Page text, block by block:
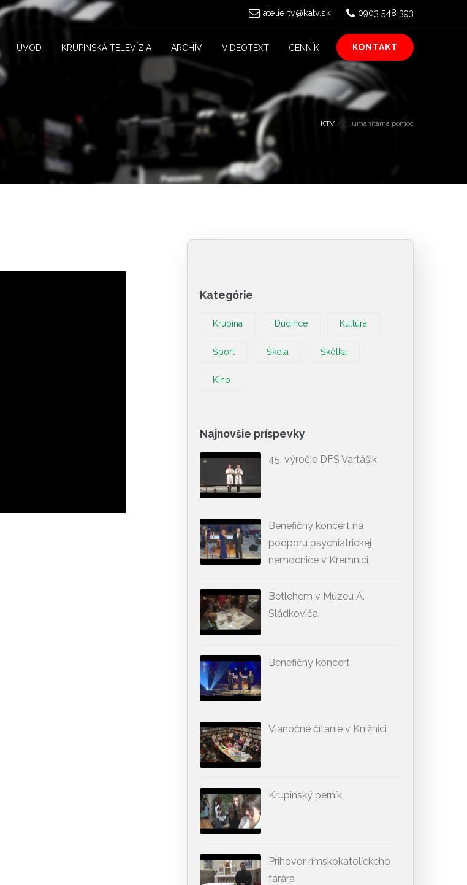
ateliertv@katv.sk 0903 548 393
ÚVOD KRUPINSKÁ TELEVÍZIA ARCHÍV VIDEOTEXT CENNÍK KONTAKT
KTV Humanitárna pomoc
Kategórie
Krupina Dudince Kultúra
Šport Škola Škôlka
Kino
Najnovšie príspevky
45. výročie DFS Vartášik
Benefičný koncert na
podporu psychiatrickej
nemocnice v Kremnici
Betlehem v Múzeu A.
Sládkoviča
Benefičný koncert
Vianočné čítanie v Knižnici
Krupinský perník
Príhovor rímskokatolíckeho
farára